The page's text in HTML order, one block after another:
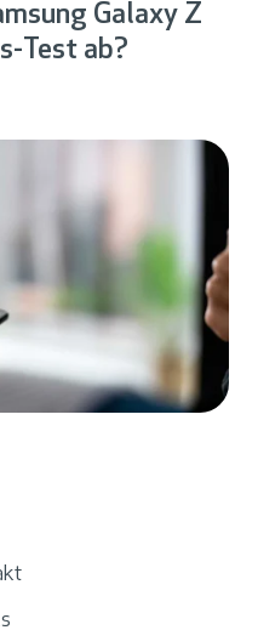
Galaxy Z
Test ab?